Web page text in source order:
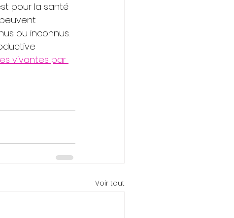
pour la santé
ou inconnus.
vivantes par
Voir tout